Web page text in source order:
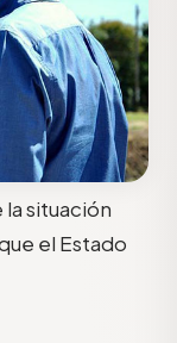
situación
el Estado